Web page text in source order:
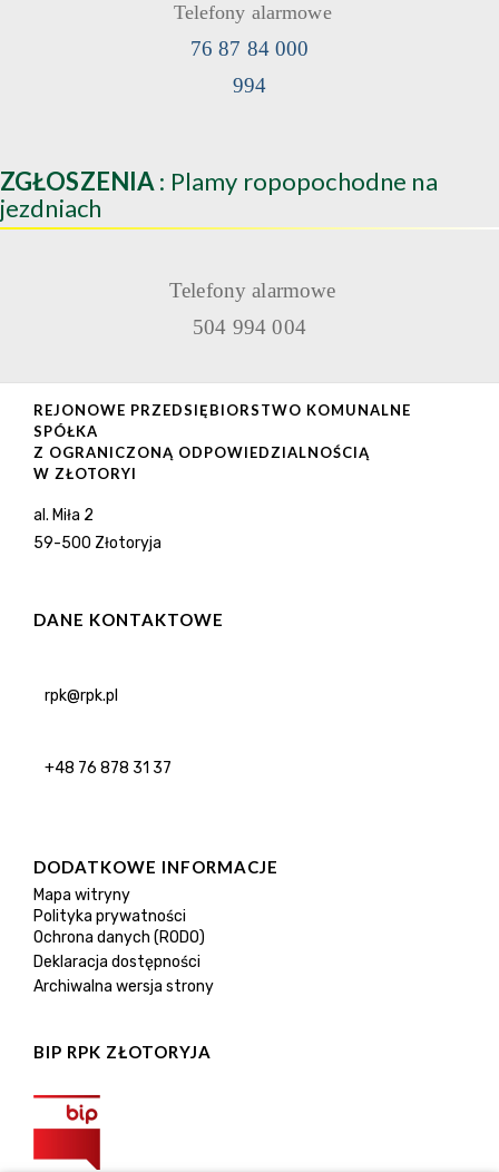
Telefony alarmowe
76 87 84 000
994
ZGŁOSZENIA : Plamy ropopochodne na
jezdniach
Telefony alarmowe
504 994 004
REJONOWE PRZEDSIĘBIORSTWO KOMUNALNE
SPÓŁKA
Z OGRANICZONĄ ODPOWIEDZIALNOŚCIĄ
W ZŁOTORYI
al. Miła 2
59-500 Złotoryja
DANE KONTAKTOWE
rpk@rpk.pl
+48 76 878 31 37
DODATKOWE INFORMACJE
Mapa witryny
Polityka prywatności
Ochrona danych (RODO)
Deklaracja dostępności
Archiwalna wersja strony
BIP RPK ZŁOTORYJA